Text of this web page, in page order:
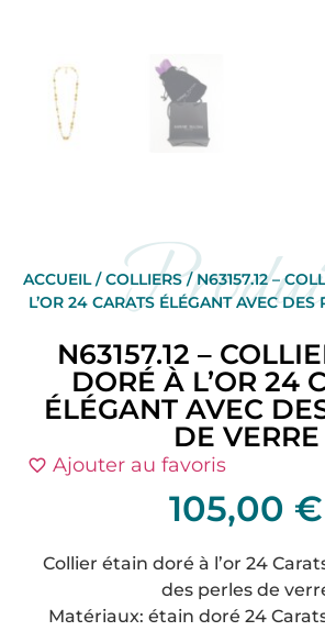
ACCUEIL/COLLIERS/ N63157.12 –
L’OR 24 CARATS ÉLÉGANT AVEC DES
N63157.12 –
DORÉ À L’OR 24
ÉLÉGANT AVEC
DE VERRE
Ajouter au favoris
105,00 €
Collier étain doré à l’or 24
des perles de
Matériaux: étain doré 24